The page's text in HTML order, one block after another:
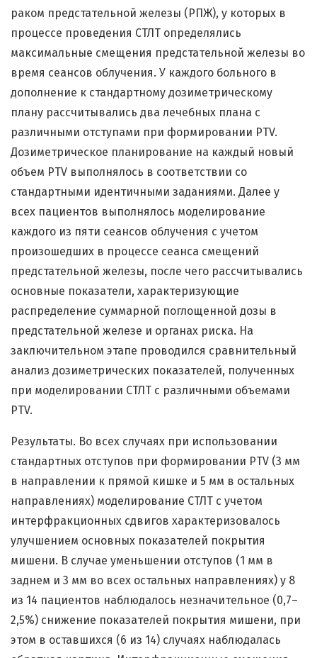
раком предстательной железы (РПЖ), у которых в
процессе проведения СТЛТ определялись
максимальные смещения предстательной железы во
время сеансов облучения. У каждого больного в
дополнение к стандартному дозиметрическому
плану рассчитывались два лечебных плана с
различными отступами при формировании PTV.
Дозиметрическое планирование на каждый новый
объем PTV выполнялось в соответствии со
стандартными идентичными заданиями. Далее у
всех пациентов выполнялось моделирование
каждого из пяти сеансов облучения с учетом
произошедших в процессе сеанса смещений
предстательной железы, после чего рассчитывались
основные показатели, характеризующие
распределение суммарной поглощенной дозы в
предстательной железе и органах риска. На
заключительном этапе проводился сравнительный
анализ дозиметрических показателей, полученных
при моделировании СТЛТ с различными объемами
PTV.
Результаты. Во всех случаях при использовании
стандартных отступов при формировании PTV (3 мм
в направлении к прямой кишке и 5 мм в остальных
направлениях) моделирование СТЛТ с учетом
интерфракционных сдвигов характеризовалось
улучшением основных показателей покрытия
мишени. В случае уменьшении отступов (1 мм в
заднем и 3 мм во всех остальных направлениях) у 8
из 14 пациентов наблюдалось незначительное (0,7–
2,5%) снижение показателей покрытия мишени, при
этом в оставшихся (6 из 14) случаях наблюдалась